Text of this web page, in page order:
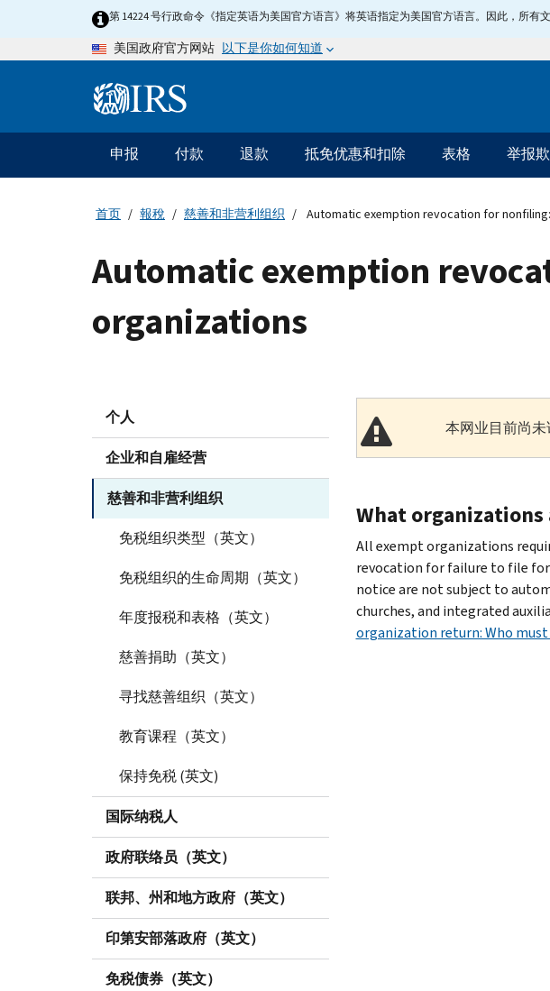
第 14224 号行政命令《指定英语为美国官方语言》将英语指定为美国官方语言。因此，所有
美国政府官方网站 以下是你如何知道
Information
主
要
导
申报 付款 退款 抵免优惠和扣除 表格 举报
首页 報稅 慈善和非营利组织 Automatic exemption revocation for
Automatic exemption
organizations
个人
企业和自雇经营
慈善和非营利组织
免税组织类型（英文）
免税组织的生命周期（英文）
年度报税和表格（英文）
慈善捐助（英文）
寻找慈善组织（英文）
教育课程（英文）
保持免税 (英文)
国际纳税人
政府联络员（英文）
联邦、州和地方政府（英文）
印第安部落政府（英文）
免税债券（英文）
本网业目前尚未
What
All exempt organizations
revocation for failure to file
notice are not subject to
churches, and integrated
organization return: Who